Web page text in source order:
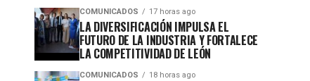
COMUNICADOS 17 horas ago
LA DIVERSIFICACIÓN IMPULSA EL
FUTURO DE LA INDUSTRIA Y FORTALECE
LA COMPETITIVIDAD DE LEÓN
COMUNICADOS 18 horas ago